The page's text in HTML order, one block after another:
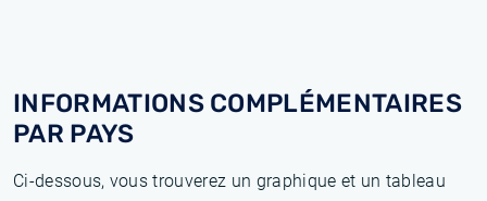
INFORMATIONS COMPLÉMENTAIRES
PAR PAYS
Ci-dessous, vous trouverez un graphique et un tableau